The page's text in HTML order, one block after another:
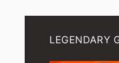
LEGENDARY